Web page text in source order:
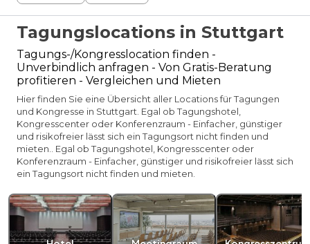
Tagungslocations in Stuttgart
Tagungs-/Kongresslocation finden -
Unverbindlich anfragen - Von Gratis-Beratung
profitieren - Vergleichen und Mieten
Hier finden Sie eine Übersicht aller Locations für Tagungen
und Kongresse in Stuttgart. Egal ob Tagungshotel,
Kongresscenter oder Konferenzraum - Einfacher, günstiger
und risikofreier lässt sich ein Tagungsort nicht finden und
mieten.. Egal ob Tagungshotel, Kongresscenter oder
Konferenzraum - Einfacher, günstiger und risikofreier lässt sich
ein Tagungsort nicht finden und mieten.